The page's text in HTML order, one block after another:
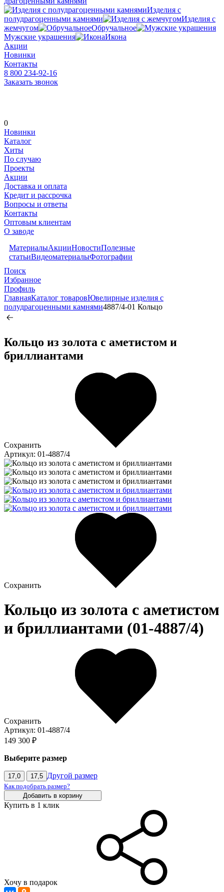
Изделия с
полудрагоценными камнями
Изделия с
жемчугом
Обручальное
Мужские украшения
Икона
Акции
Новинки
Контакты
8 800 234-92-16
Заказать звонок
0
Новинки
Каталог
Хиты
По случаю
Проекты
Акции
Доставка и оплата
Кредит и рассрочка
Вопросы и ответы
Контакты
Оптовым клиентам
О заводе
МатериалыАкцииНовостиПолезные
статьиВидеоматериалыФотографии
Поиск
Избранное
Профиль
ГлавнаяКаталог товаровЮвелирные изделия с
полудрагоценными камнями4887/4-01 Кольцо
Кольцо из золота c аметистом и
бриллиантами
Сохранить
Артикул: 01-4887/4
Сохранить
Кольцо из золота c аметистом
и бриллиантами (01-4887/4)
Сохранить
Артикул: 01-4887/4
149 300 ₽
Выберите размер
17,0 17,5 Другой размер
Как подобрать размер?
Добавить в корзину
Купить в 1 клик
Хочу в подарок